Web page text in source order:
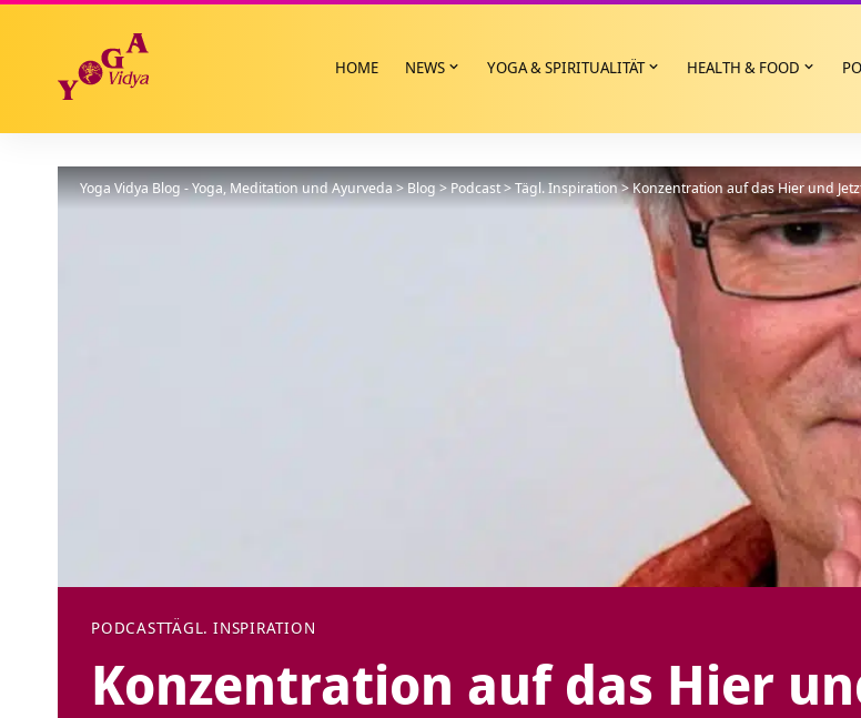
HOME NEWS YOGA & SPIRITUALITÄT HEALTH & FOOD
Yoga Vidya Blog - Yoga, Meditation und Ayurveda>Blog>Podcast>Tägl. Inspiration>Konzentration auf das Hier und
PODCASTTÄGL. INSPIRATION
Konzentration auf das Hier